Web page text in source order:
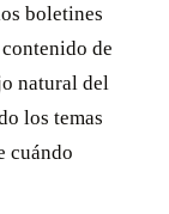
boletines
de
natural del
los temas
cuándo